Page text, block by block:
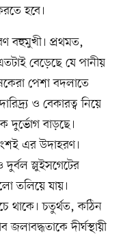
হবে।
বহুমুখী। প্রথমত,
বেড়েছে যে পানীয়
পেশা বদলাতে
ও বেকারত্ব নিয়ে
দুর্ভোগ বাড়ছে।
এর উদাহরণ।
স্লুইসগেটের
তলিয়ে যায়।
থাকে। চতুর্থত, কঠিন
দীর্ঘস্থায়ী